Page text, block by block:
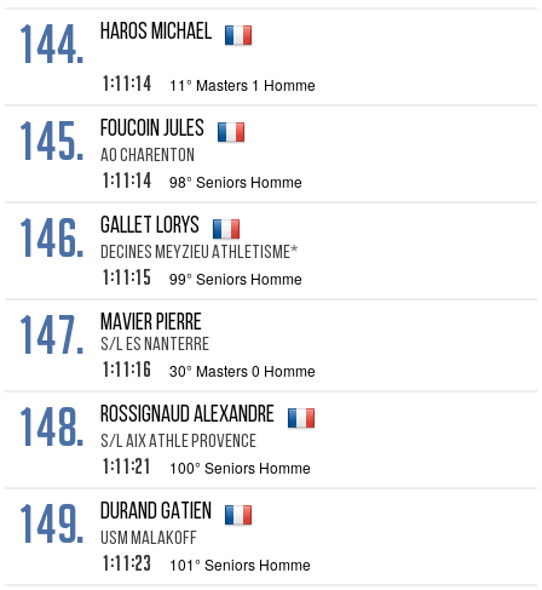
144. HAROS MICHAEL
1:11:14 11° Masters 1 Homme
145. FOUCOIN JULES
AO CHARENTON
1:11:14 98° Seniors Homme
146. GALLET LORYS
DECINES MEYZIEU ATHLETISME*
1:11:15 99° Seniors Homme
147. MAVIER PIERRE
S/L ES NANTERRE
1:11:16 30° Masters 0 Homme
148. ROSSIGNAUD ALEXANDRE
S/L AIX ATHLE PROVENCE
1:11:21 100° Seniors Homme
149. DURAND GATIEN
USM MALAKOFF
1:11:23 101° Seniors Homme